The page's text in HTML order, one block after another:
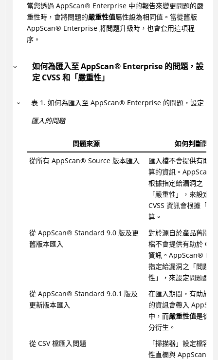
當您透過 AppScan® Enterprise 中的報告來變更問題的嚴
重性時，會將問題的嚴重性值屬性設為相同值。當從舊版
AppScan® Enterprise 將問題升級時，也會套用這項程
序。
如何為匯入至AppScan®Enterprise 的問題，設
定 CVSS 和「嚴重性」
表 1 .如何為匯入至AppScan® Enterprise 的問題，設定
匯入的問題
問題來源
如何判斷問題
從所有 AppScan® Source 版本匯入
匯入檔不會提供有助於
算的資訊。AppScan
根據指定給漏洞之「
「嚴重性」，來設定
CVSS 資訊會根據「漏
算。
從 AppScan® Standard 9.0 版及更
舊版本匯入
對於源自於產品舊版
檔不會提供有助於
資訊。 AppScan®
指定給漏洞之「問題
性」，來設定問題嚴
從 AppScan® Standard 9.0.1 版及
更新版本匯入
在匯入期間，有助於
的資訊會帶入
中，而嚴重性值是從得
分衍生。
從 CSV 檔匯入問題
「掃描器」設定檔容
性直欄與 AppScan